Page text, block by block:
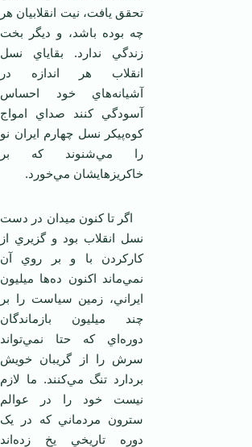
تحقق يافت، نيت انقلابيان هر
چه بوده باشد، و ديگر بخت
زندگي ندارد. بقاياي نسل
انقلاب هر اندازه در
آشيانه‌هاي خود احساس
آسودگي کنند صداي امواج
کوه‌پيکر نسل چهارم ايران نو
را مي‌شنوند که بر
خاکريزهايشان مي‌خورد.
اگر تا کنون ميدان در دست
نسل انقلاب بود و گزيري از
کارکردن با و بر روي آن
نمي‌ماند اکنون ده‌ها ميليون
ايراني، زمين سياست را بر
چند ميليون بازماندگان
دوره‌اي که حتا نمي‌تواند
سرش را از گريبان خويش
بردارد تنگ مي‌کنند. ما لازم
نيست خود را در عوالم
سترون مردماني که در يک
دوره تاريخي يخ زده‌اند